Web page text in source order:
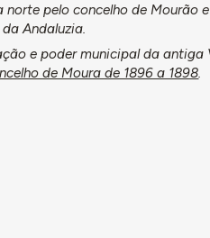
pelo concelho de Mourão
Andaluzia.
e poder municipal da antiga
de Moura de 1896 a 1898.